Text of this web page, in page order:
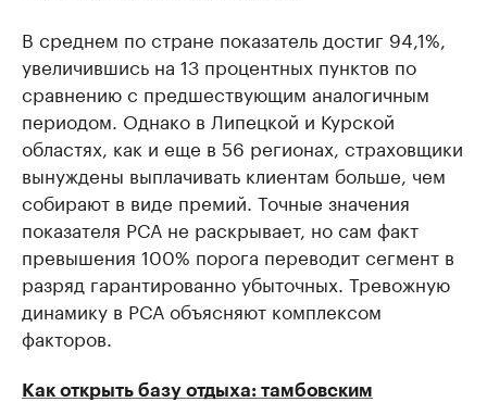
В среднем по стране показатель достиг 94,1%,
увеличившись на 13 процентных пунктов по
сравнению с предшествующим аналогичным
периодом. Однако в Липецкой и Курской
областях, как и еще в 56 регионах, страховщики
вынуждены выплачивать клиентам больше, чем
собирают в виде премий. Точные значения
показателя РСА не раскрывает, но сам факт
превышения 100% порога переводит сегмент в
разряд гарантированно убыточных. Тревожную
динамику в РСА объясняют комплексом
факторов.
Как открыть базу отдыха: тамбовским